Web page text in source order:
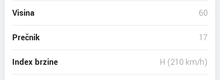
Visina 60
Prečnik 17
Index brzine H (210 km/h)